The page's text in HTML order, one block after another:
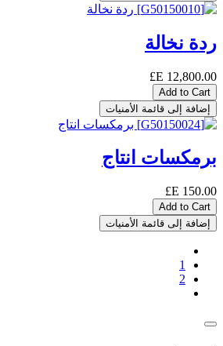
ردة نخالة
12,800.00
Add to Cart
إضافة إلى قائمة الأمنيات
برمكسات انتاج
150.00
Add to Cart
إضافة إلى قائمة الأمنيات
1
2